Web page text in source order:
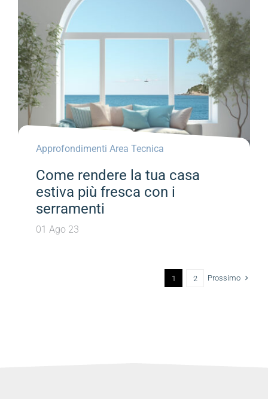
Approfondimenti Area Tecnica
Come rendere la tua casa
estiva più fresca con i
serramenti
01 Ago 23
1 2 Prossimo